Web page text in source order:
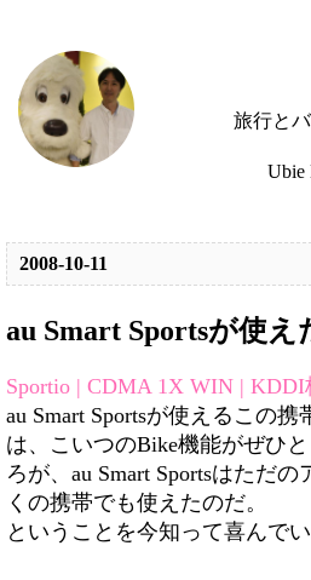
旅行と
Ubie
2008-10-11
au Smart Sportsが使え
Sportio | CDMA 1X WIN | KDDI
au Smart Sportsが使えるこの携
は、こいつのBike機能がぜひ
ろが、au Smart Sportsはただ
くの携帯でも使えたのだ。
ということを今知って喜んでい